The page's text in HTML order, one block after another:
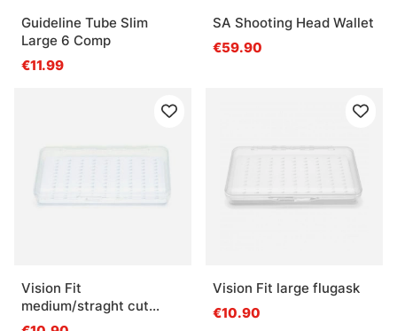
Guideline Tube Slim
Large 6 Comp
€11.99
SA Shooting Head Wallet
€59.90
Vision Fit
medium/straght cut
flugask
Vision Fit large flugask
€10.90